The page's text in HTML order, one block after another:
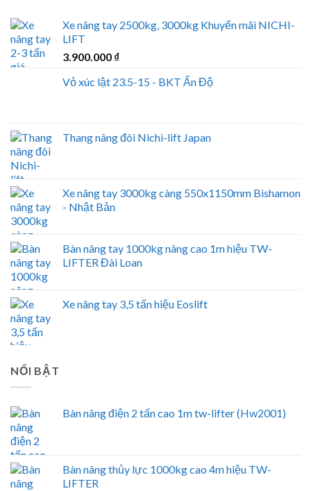
Xe nâng tay 2500kg, 3000kg Khuyến mãi NICHI-
LIFT
3.900.000 ₫
Vỏ xúc lật 23.5-15 - BKT Ấn Độ
Thang nâng đôi Nichi-lift Japan
Xe nâng tay 3000kg càng 550x1150mm Bishamon
- Nhật Bản
Bàn nâng tay 1000kg nâng cao 1m hiệu TW-
LIFTER Đài Loan
Xe nâng tay 3,5 tấn hiệu Eoslift
NỔI BẬT
Bàn nâng điện 2 tấn cao 1m tw-lifter (Hw2001)
Bàn nâng thủy lực 1000kg cao 4m hiệu TW-
LIFTER